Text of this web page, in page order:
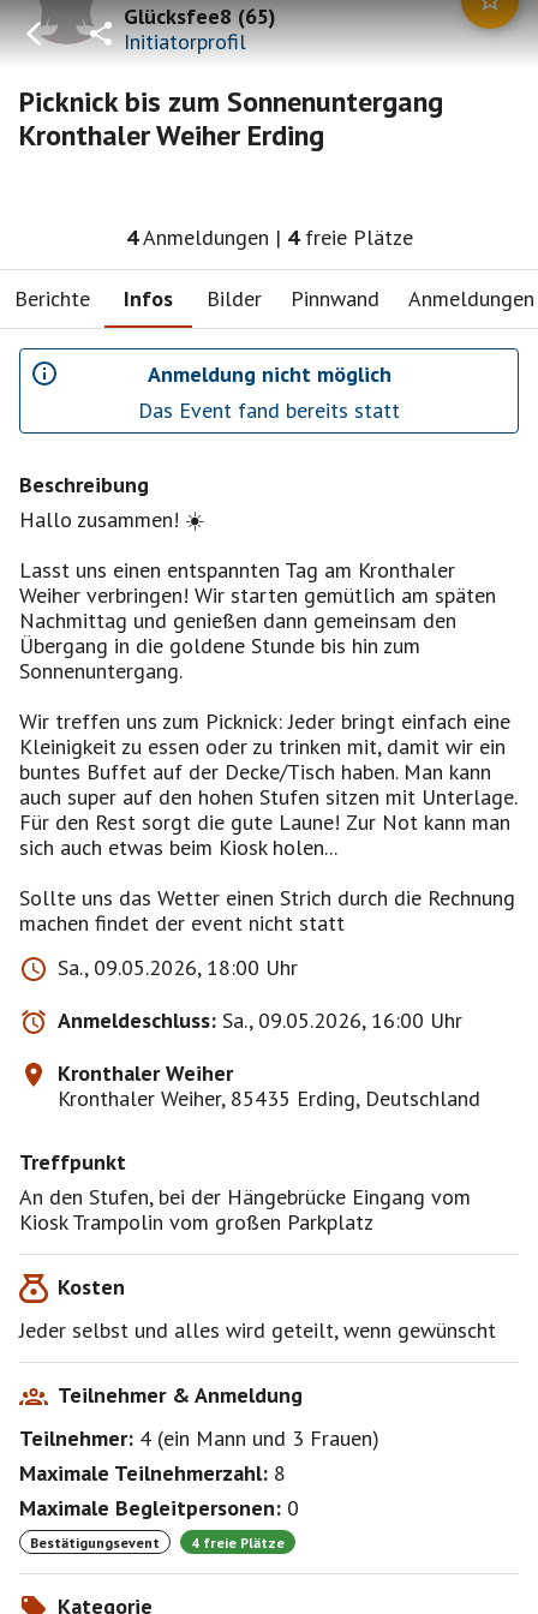
Glücksfee8(65)
Initiatorprofil
Picknick bis zum Sonnenuntergang
Kronthaler Weiher Erding
4Anmeldungen | 4 freie Plätze
Berichte Infos Bilder Pinnwand Anmeldungen
Anmeldung nicht möglich
Das Event fand bereits statt
Beschreibung
Hallo zusammen! ☀️
Lasst uns einen entspannten Tag am Kronthaler
Weiher verbringen! Wir starten gemütlich am späten
Nachmittag und genießen dann gemeinsam den
Übergang in die goldene Stunde bis hin zum
Sonnenuntergang.
Wir treffen uns zum Picknick: Jeder bringt einfach eine
Kleinigkeit zu essen oder zu trinken mit, damit wir ein
buntes Buffet auf der Decke/Tisch haben. Man kann
auch super auf den hohen Stufen sitzen mit Unterlage.
Für den Rest sorgt die gute Laune! Zur Not kann man
sich auch etwas beim Kiosk holen...
Sollte uns das Wetter einen Strich durch die Rechnung
machen findet der event nicht statt
Sa., 09.05.2026, 18:00 Uhr
Anmeldeschluss: Sa., 09.05.2026, 16:00 Uhr
Kronthaler Weiher
Kronthaler Weiher, 85435 Erding, Deutschland
Treffpunkt
An den Stufen, bei der Hängebrücke Eingang vom
Kiosk Trampolin vom großen Parkplatz
Kosten
Jeder selbst und alles wird geteilt, wenn gewünscht
Teilnehmer & Anmeldung
Teilnehmer: 4 (ein Mann und 3 Frauen)
Maximale Teilnehmerzahl: 8
Maximale Begleitpersonen: 0
Bestätigungsevent 4 freie Plätze
Kategorie